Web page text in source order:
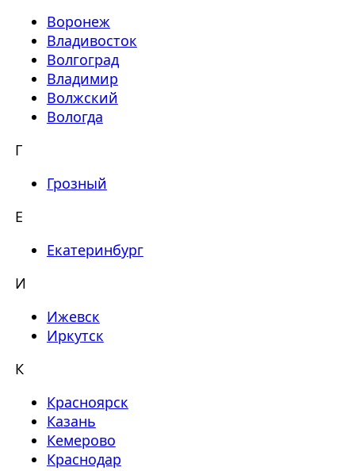
Воронеж
Владивосток
Волгоград
Владимир
Волжский
Вологда
Г
Грозный
Е
Екатеринбург
И
Ижевск
Иркутск
К
Красноярск
Казань
Кемерово
Краснодар